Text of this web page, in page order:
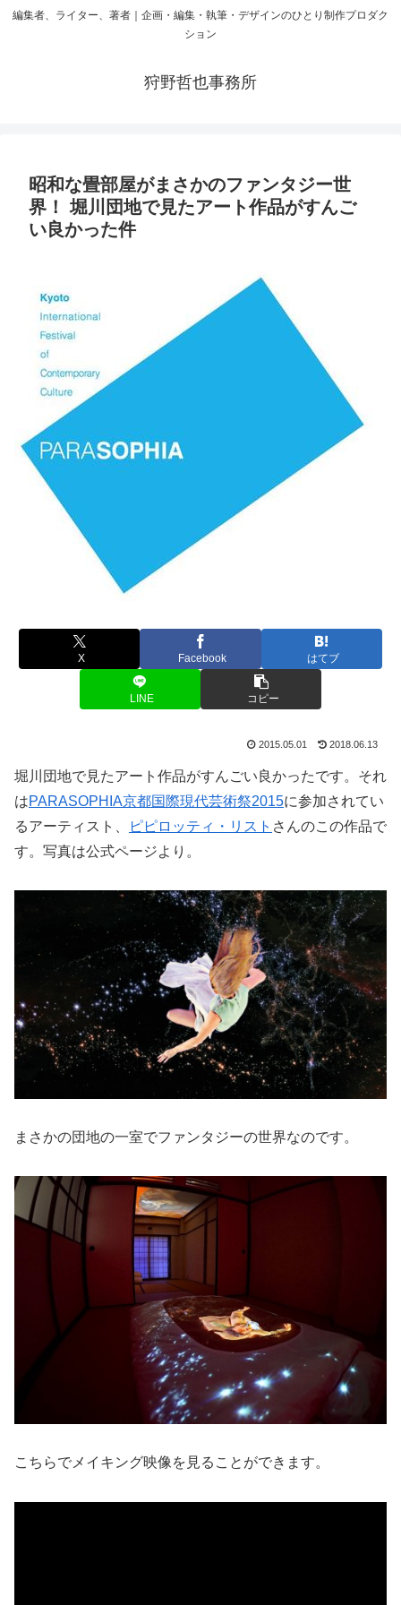
編集者、ライター、著者｜企画・編集・執筆・デザインのひとり制作プロダク
ション
狩野哲也事務所
昭和な畳部屋がまさかのファンタジー世
界！ 堀川団地で見たアート作品がすんご
い良かった件
X Facebook はてブ
LINE コピー
2015.05.01 2018.06.13
堀川団地で見たアート作品がすんごい良かったです。それ
はPARASOPHIA京都国際現代芸術祭2015に参加されてい
るアーティスト、
ピピロッティ・リスト さんのこの作品で
す。写真は公式ページより。
まさかの団地の一室でファンタジーの世界なのです。
こちらでメイキング映像を見ることができます。